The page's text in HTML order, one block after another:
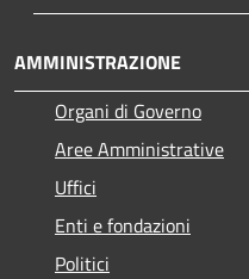
AMMINISTRAZIONE
Organi di Governo
Aree Amministrative
Uffici
Enti e fondazioni
Politici